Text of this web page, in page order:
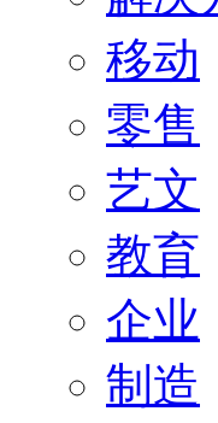
移动
零售
艺文
教育
企业
制造